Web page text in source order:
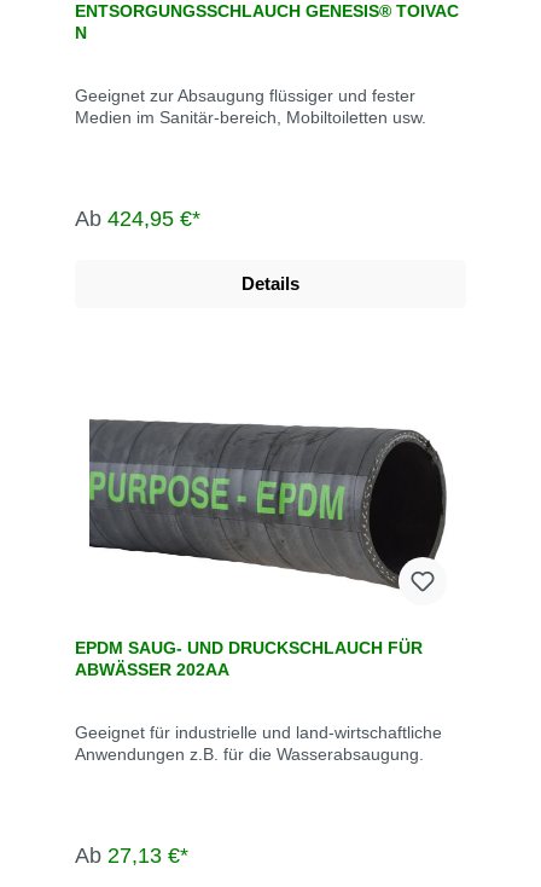
ENTSORGUNGSSCHLAUCH GENESIS® TOIVAC
N
Geeignet zur Absaugung flüssiger und fester
Medien im Sanitär-bereich, Mobiltoiletten usw.
Ab 424,95 €*
Details
EPDM SAUG- UND DRUCKSCHLAUCH FÜR
ABWÄSSER 202AA
Geeignet für industrielle und land-wirtschaftliche
Anwendungen z.B. für die Wasserabsaugung.
Ab 27,13 €*